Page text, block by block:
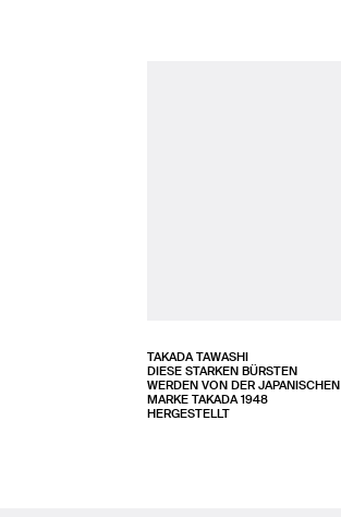
TAKADA TAWASHI
DIESE STARKEN BÜRSTEN
WERDEN VON DER JAPANISCHEN
MARKE TAKADA 1948
HERGESTELLT